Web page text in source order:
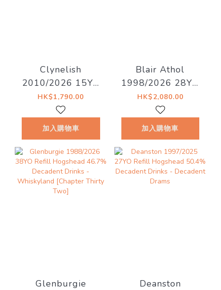
Clynelish
2010/2026 15YO
51.1% Decadent
Dreams
HK$1,790.00
加入購物車
Blair Athol
1998/2026 28YO
52.8% Decadent
Drinks - Decadent
Drams
HK$2,080.00
加入購物車
Glenburgie
Deanston